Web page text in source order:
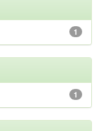
1
1